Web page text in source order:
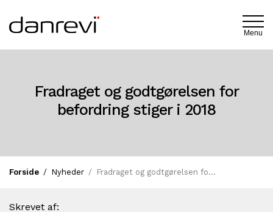
Menu
Fradraget og godtgørelsen for
befordring stiger i 2018
Forside Nyheder Fradraget og godtgørelsen for befordring stiger i…
Skrevet af: